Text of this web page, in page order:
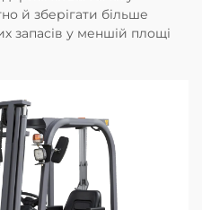
й зберігати більше
запасів у меншій площі